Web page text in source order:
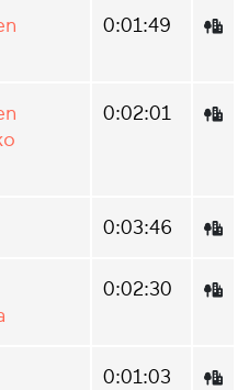
0:01:49
0:02:01
0:03:46
0:02:30
0:01:03